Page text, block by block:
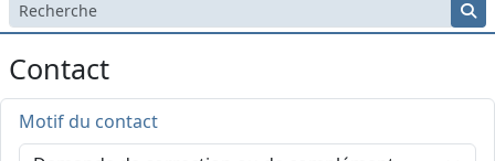
Contact
Motif du contact